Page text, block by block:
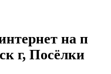
на п
г, Посёлки